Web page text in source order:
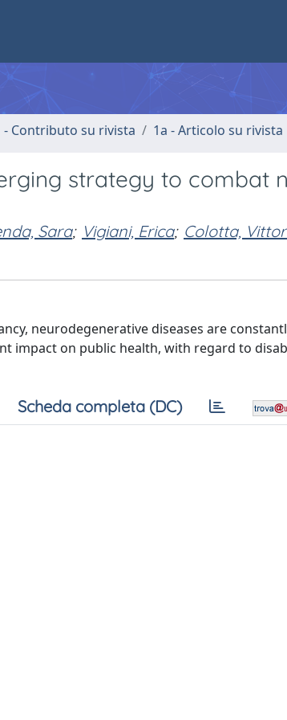
- Contributo su rivista 1a - Articolo su rivista
strategy to combat
Sara; Vigiani, Erica; Colotta,
neurodegenerative diseases are
impact on public health, with regard to
Scheda completa (DC)